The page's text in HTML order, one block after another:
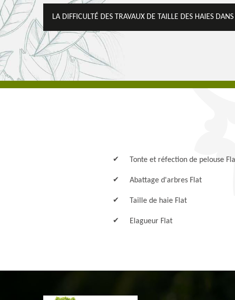
LA DIFFICULTÉ DES TRAVAUX DE TAILLE DES HAIES
Tonte et réfection de pelouse
Abattage d'arbres Flat
Taille de haie Flat
Elagueur Flat